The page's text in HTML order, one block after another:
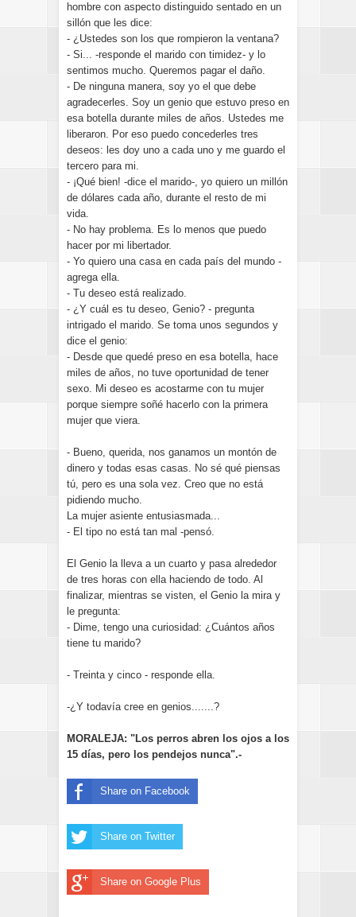
hombre con aspecto distinguido sentado en un
sillón que les dice:
- ¿Ustedes son los que rompieron la ventana?
- Si... -responde el marido con timidez- y lo
sentimos mucho. Queremos pagar el daño.
- De ninguna manera, soy yo el que debe
agradecerles. Soy un genio que estuvo preso en
esa botella durante miles de años. Ustedes me
liberaron. Por eso puedo concederles tres
deseos: les doy uno a cada uno y me guardo el
tercero para mi.
- ¡Qué bien! -dice el marido-, yo quiero un millón
de dólares cada año, durante el resto de mi
vida.
- No hay problema. Es lo menos que puedo
hacer por mi libertador.
- Yo quiero una casa en cada país del mundo -
agrega ella.
- Tu deseo está realizado.
- ¿Y cuál es tu deseo, Genio? - pregunta
intrigado el marido. Se toma unos segundos y
dice el genio:
- Desde que quedé preso en esa botella, hace
miles de años, no tuve oportunidad de tener
sexo. Mi deseo es acostarme con tu mujer
porque siempre soñé hacerlo con la primera
mujer que viera.
- Bueno, querida, nos ganamos un montón de
dinero y todas esas casas. No sé qué piensas
tú, pero es una sola vez. Creo que no está
pidiendo mucho.
La mujer asiente entusiasmada...
- El tipo no está tan mal -pensó.
El Genio la lleva a un cuarto y pasa alrededor
de tres horas con ella haciendo de todo. Al
finalizar, mientras se visten, el Genio la mira y
le pregunta:
- Dime, tengo una curiosidad: ¿Cuántos años
tiene tu marido?
- Treinta y cinco - responde ella.
-¿Y todavía cree en genios.......?
MORALEJA: "Los perros abren los ojos a los
15 días, pero los pendejos nunca".-
Share on Facebook
Share on Twitter
Share on Google Plus